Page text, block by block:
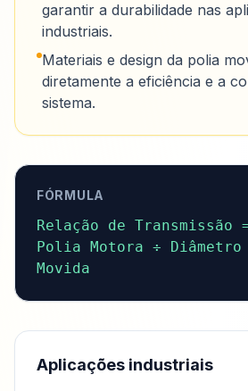
garantir a durabilidade nas
industriais.
Materiais e design da polia
diretamente a eficiência e a
sistema.
FÓRMULA
Relação de Transmissão
Polia Motora ÷
Movida
Aplicações industriais